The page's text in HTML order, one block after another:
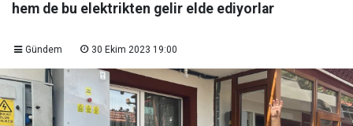
hem de bu elektrikten gelir elde ediyorlar
Gündem 30 Ekim 2023 19:00